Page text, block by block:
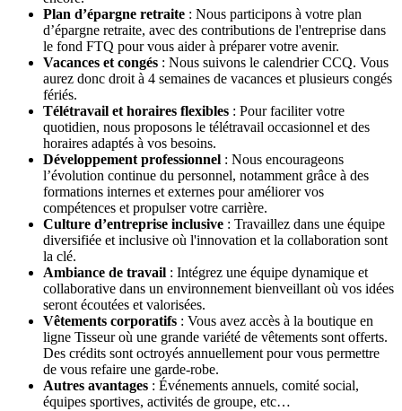
Plan d’épargne retraite : Nous participons à votre plan
d’épargne retraite, avec des contributions de l'entreprise dans
le fond FTQ pour vous aider à préparer votre avenir.
Vacances et congés : Nous suivons le calendrier CCQ. Vous
aurez donc droit à 4 semaines de vacances et plusieurs congés
fériés.
Télétravail et horaires flexibles : Pour faciliter votre
quotidien, nous proposons le télétravail occasionnel et des
horaires adaptés à vos besoins.
Développement professionnel : Nous encourageons
l’évolution continue du personnel, notamment grâce à des
formations internes et externes pour améliorer vos
compétences et propulser votre carrière.
Culture d’entreprise inclusive : Travaillez dans une équipe
diversifiée et inclusive où l'innovation et la collaboration sont
la clé.
Ambiance de travail : Intégrez une équipe dynamique et
collaborative dans un environnement bienveillant où vos idées
seront écoutées et valorisées.
Vêtements corporatifs : Vous avez accès à la boutique en
ligne Tisseur où une grande variété de vêtements sont offerts.
Des crédits sont octroyés annuellement pour vous permettre
de vous refaire une garde-robe.
Autres avantages : Événements annuels, comité social,
équipes sportives, activités de groupe, etc…